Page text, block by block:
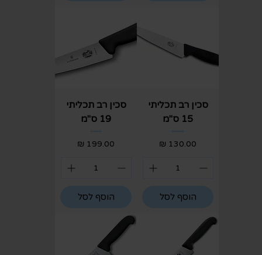
סכין רב תכליתי
15 ס"מ
מחיר
הוסף לסל
סכין רב תכליתי
19 ס"מ
מחיר
הוסף לסל